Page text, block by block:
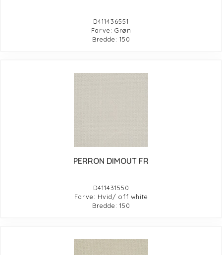
D411436551
Farve: Grøn
Bredde: 150
PERRON DIMOUT FR
D411431550
Farve: Hvid/ off white
Bredde: 150